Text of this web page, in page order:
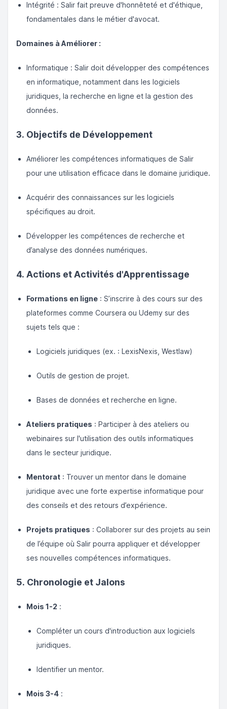
Intégrité : Salir fait preuve d'honnêteté et d'éthique,
fondamentales dans le métier d'avocat.
Domaines à Améliorer :
Informatique : Salir doit développer des compétences
en informatique, notamment dans les logiciels
juridiques, la recherche en ligne et la gestion des
données.
3. Objectifs de Développement
Améliorer les compétences informatiques de Salir
pour une utilisation efficace dans le domaine juridique.
Acquérir des connaissances sur les logiciels
spécifiques au droit.
Développer les compétences de recherche et
d’analyse des données numériques.
4. Actions et Activités d'Apprentissage
Formations en ligne : S’inscrire à des cours sur des
plateformes comme Coursera ou Udemy sur des
sujets tels que :
Logiciels juridiques (ex. : LexisNexis, Westlaw)
Outils de gestion de projet.
Bases de données et recherche en ligne.
Ateliers pratiques : Participer à des ateliers ou
webinaires sur l'utilisation des outils informatiques
dans le secteur juridique.
Mentorat : Trouver un mentor dans le domaine
juridique avec une forte expertise informatique pour
des conseils et des retours d’expérience.
Projets pratiques : Collaborer sur des projets au sein
de l’équipe où Salir pourra appliquer et développer
ses nouvelles compétences informatiques.
5. Chronologie et Jalons
Mois 1-2 :
Compléter un cours d'introduction aux logiciels
juridiques.
Identifier un mentor.
Mois 3-4 :